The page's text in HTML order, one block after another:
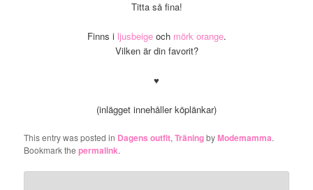
Titta så fina!
Finns i ljusbeigeoch mörk orange.
Vilken är din favorit?
♥
(inlägget innehåller köplänkar)
This entry was posted in Dagens outfit,TräningbyModemamma.
Bookmark thepermalink.